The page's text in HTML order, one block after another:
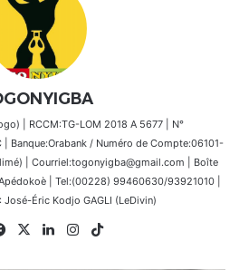
| RCCM:TG-LOM 2018 A 5677 | N°
Banque:Orabank / Numéro de Compte:06101-
| Courriel:togonyigba@gmail.com | Boîte
| Tel:(00228) 99460630/93921010 |
José-Éric Kodjo GAGLI (LeDivin)
Facebook
X LinkedinInstagram